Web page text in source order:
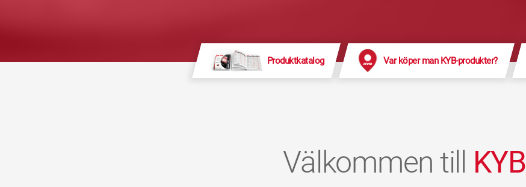
Produktkatalog Var köper man KYB-produkter?
Välkommen till KYB